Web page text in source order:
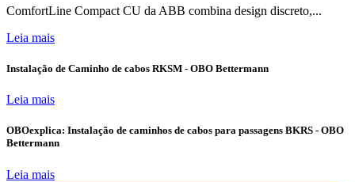
ComfortLine Compact CU da ABB combina design discreto,...
Leia mais
Instalação de Caminho de cabos RKSM - OBO Bettermann
Leia mais
OBOexplica: Instalação de caminhos de cabos para passagens BKRS - OBO
Bettermann
Leia mais